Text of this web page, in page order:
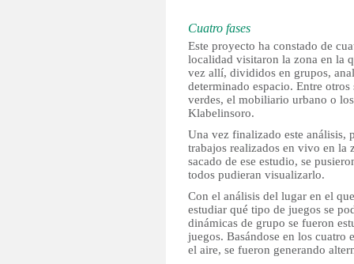
Cuatro fases
Este proyecto ha constado de
localidad visitaron la zona en la
vez allí, divididos en grupos,
determinado espacio. Entre
verdes, el mobiliario urbano o
Klabelinsoro.
Una vez finalizado este análisis,
trabajos realizados en vivo en la
sacado de ese estudio, se
todos pudieran visualizarlo.
Con el análisis del lugar en el
estudiar qué tipo de juegos se
dinámicas de grupo se fueron
juegos. Basándose en los cuatro
el aire, se fueron generando